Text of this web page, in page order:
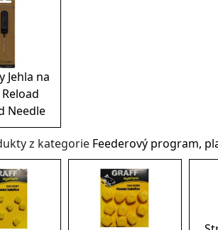
Jehla na
Needle
z kategorie Feederový program,